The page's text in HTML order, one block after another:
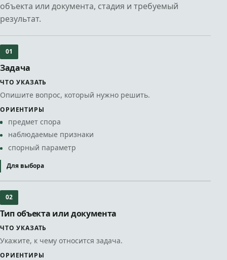
объекта или документа, стадия и требуемый
результат.
01
Задача
ЧТО УКАЗАТЬ
Опишите вопрос, который нужно решить.
ОРИЕНТИРЫ
предмет спора
наблюдаемые признаки
спорный параметр
Для выбора
02
Тип объекта или документа
ЧТО УКАЗАТЬ
Укажите, к чему относится задача.
ОРИЕНТИРЫ